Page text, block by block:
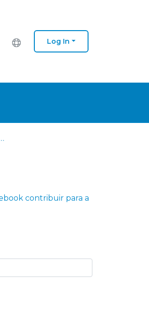
Log In
Como pode a utilização da rede social Facebook contribuir para a reputação das marcas do setor de mobiliário e de decoração
contribuir para a